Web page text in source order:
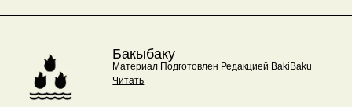
Бакыбаку
Материал Подготовлен Редакцией BakiBaku
Читать